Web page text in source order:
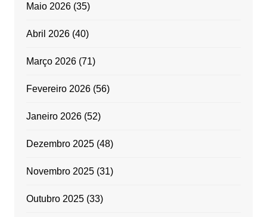
Maio 2026(35)
Abril 2026(40)
Março 2026(71)
Fevereiro 2026(56)
Janeiro 2026(52)
Dezembro 2025(48)
Novembro 2025(31)
Outubro 2025(33)